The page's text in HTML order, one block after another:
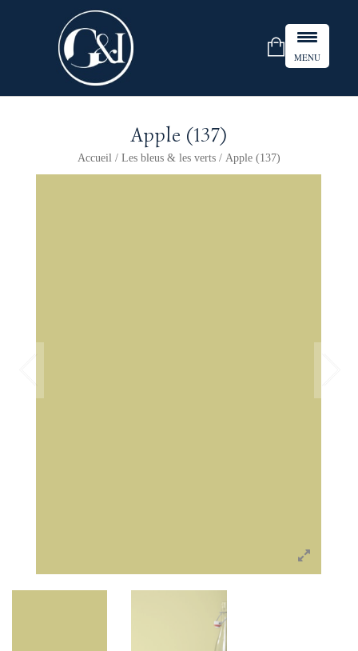
Apple (137)
Accueil / Les bleus & les verts / Apple (137)
MENU